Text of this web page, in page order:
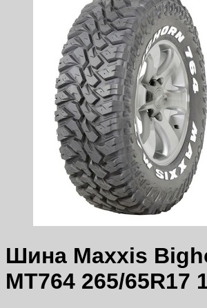
Шина Maxxis
MT764 265/65R17